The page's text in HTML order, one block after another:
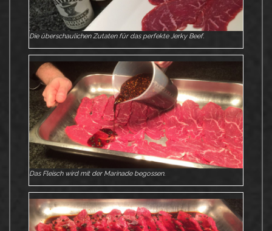
Die überschaulichen Zutaten für das perfekte Jerky Beef.
Das Fleisch wird mit der Marinade begossen.